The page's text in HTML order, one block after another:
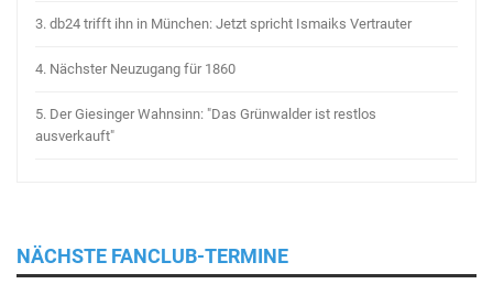
3. db24 trifft ihn in München: Jetzt spricht Ismaiks Vertrauter
4. Nächster Neuzugang für 1860
5. Der Giesinger Wahnsinn: "Das Grünwalder ist restlos
ausverkauft"
NÄCHSTE FANCLUB-TERMINE